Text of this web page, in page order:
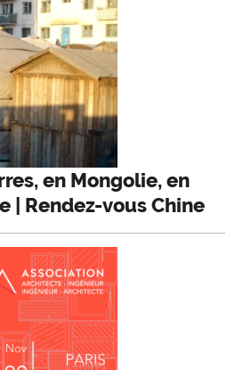
en Mongolie, en
| Rendez-vous Chine